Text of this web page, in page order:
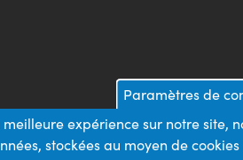
Paramètres de
expérience sur notre site,
stockées au moyen de